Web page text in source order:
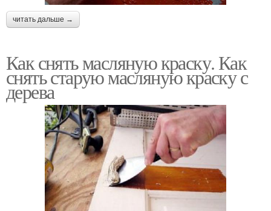
читать дальше →
Как снять масляную краску. Как
снять старую масляную краску с
дерева